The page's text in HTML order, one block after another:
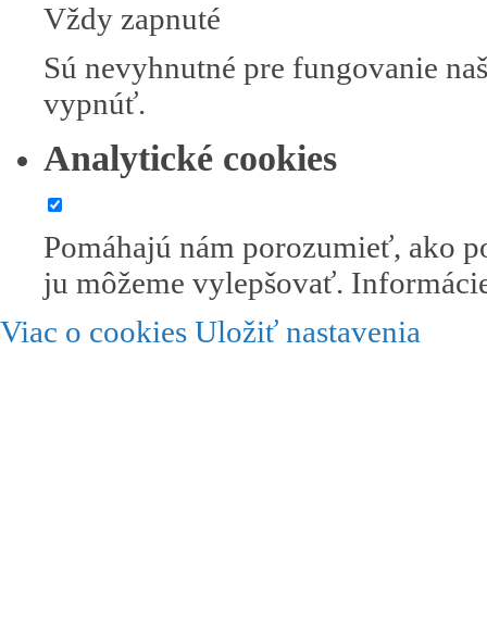
Vždy zapnuté
Sú nevyhnutné pre fungovanie
vypnúť.
Analytické cookies
Pomáhajú nám porozumieť, ako
ju môžeme vylepšovať.
Viac o cookies Uložiť nastavenia